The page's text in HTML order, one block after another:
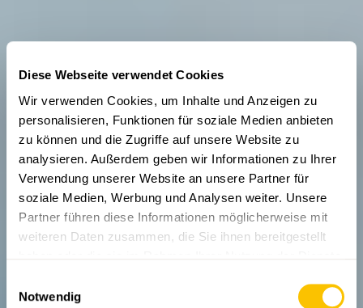
Diese Webseite verwendet Cookies
Wir verwenden Cookies, um Inhalte und Anzeigen zu
personalisieren, Funktionen für soziale Medien anbieten
zu können und die Zugriffe auf unsere Website zu
analysieren. Außerdem geben wir Informationen zu Ihrer
Verwendung unserer Website an unsere Partner für
soziale Medien, Werbung und Analysen weiter. Unsere
Partner führen diese Informationen möglicherweise mit
weiteren Daten zusammen, die Sie ihnen bereitgestellt
Notwendig
AUS DER WANDERWELT
Problematische
Viele Menschen wandern und hinterlassen draussen
die Zeugen ihrer Verdauung, ohne sich dabei viel zu